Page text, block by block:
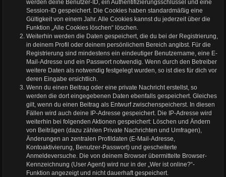
werden deine Benutzer-ID, ein Authentifizierungsschlüssel und eine
Session-ID gespeichert. Die Cookies haben standardmäßig eine
Gültigkeit von einem Jahr. Alle Cookies kannst du jederzeit über die
Funktion „Alle Cookies löschen“ löschen.
Weiterhin werden die Daten gespeichert, die du bei der Registrierung,
in deinem Profil oder deinem persönlichem Bereich angibst. Für die
Registrierung sind mindestens ein eindeutiger Benutzername, eine E-
Mail-Adresse und ein Passwort notwendig. Wenn durch den Betreiber
weitere Daten als notwendig festgelegt wurden, so ist dies für dich vor
deren Eingabe ersichtlich.
Wenn du einen Beitrag oder eine private Nachricht erstellst, so
werden die dort eingegebenen Daten ebenfalls gespeichert. Gleiches
gilt, wenn du einen Beitrag als Entwurf zwischenspeicherst. In diesen
Fällen wird auch deine IP-Adresse gespeichert. Die IP-Adresse wird
weiterhin bei folgenden Aktionen gespeichert: Löschen und Ändern
von Beiträgen (dazu zählen Private Nachrichten und Umfragen),
Änderungen an zentralen Profildaten (E-Mail-Adresse,
Kontoaktivierung, Benutzer-Passwort) und gescheiterte
Anmeldeversuche. Die von deinem Browser übermittelte Browser-
Kennzeichnung (User Agent) wird nur in der „Wer ist online?“-
Funktion angezeigt und nicht dauerhaft gespeichert.